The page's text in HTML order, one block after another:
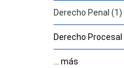
Derecho Penal (1)
Derecho Procesal
... más